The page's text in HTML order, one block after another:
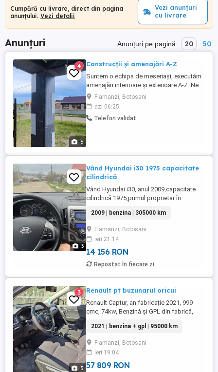
Cumpără cu livrare, direct din pagina
anunțului. Vezi detalii
Vezi anunțuri
cu livrare
Anunțuri Anunțuri pe pagină: 20 50
5
4 Construcții și amenajări A-Z
Suntem o echipa de meseriași, executăm
amenajări interioare și exterioare A-Z. Ne
ocupam cu constructii de case, turnam
fundatii, facem cofraje si lucrari de
zidarie. Izolam case, facem placari cu
polistiren si lucrari din rigips. Facem
Flamanzi, Botosani
azi 06:25
Telefon validat
3
Vând Hyundai i30 1975 capacitate
cilindrică
Vând Hyundai i30, anul 2009,capacitate
cilindrică 1975,primul proprietar în
multe detalii sunați la
2009 | benzina | 305000 km
Flamanzi, Botosani
ieri 21:14
14 156 RON
Repostat în fiecare zi
5
3 Renault pt buzunarul oricui
Renault Captur, an fabricație 2021, 999
cmc, 74kw, Benzină și GPL din fabrică,
parcare, cârlig remorcare omologat,
oglinzi electrice și încălzite, asistență la
plecarea din rampă, un autoturism care
ține la bugetul familiei, consum 6,5% GPL
extraurban.
2021 | benzina + gpl | 95000 km
Flamanzi, Botosani
ieri 19:04
57 809 RON